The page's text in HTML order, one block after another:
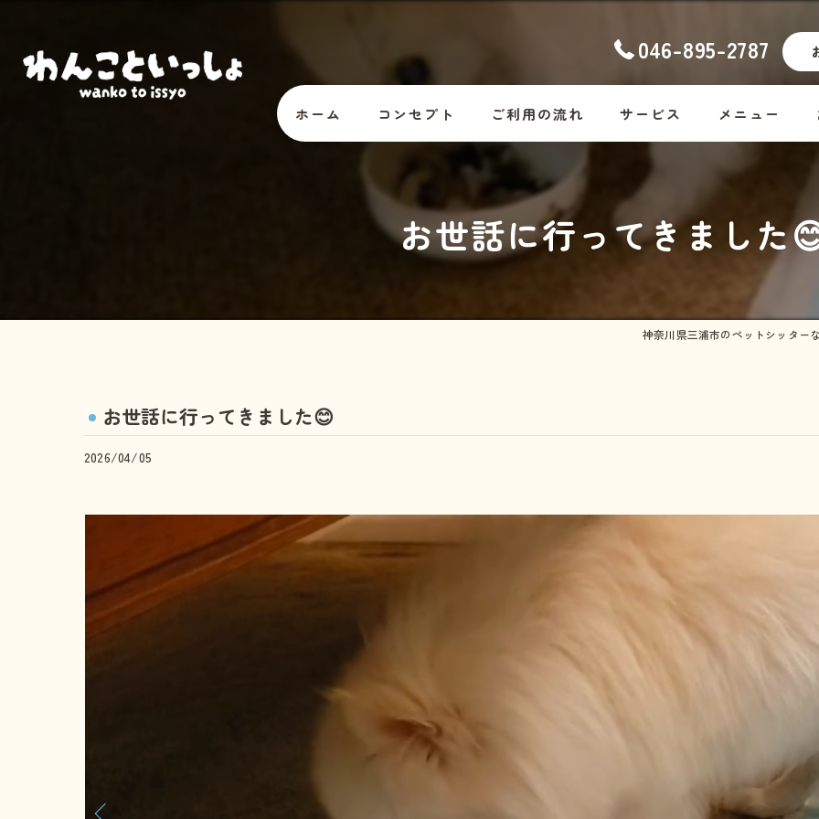
046-895-2787
ホーム コンセプト
オーナーの想い
スタッフ紹介
ご利用の流れ サービス
幼稚園
ホームステイ
お散歩代行
しつけ教室
メニュー
コース料金
Dog
Rabbit・
その他の料金
お世話に行ってきました
神奈川県三浦市のペットシッター
お世話に行ってきました😊
2026/04/05